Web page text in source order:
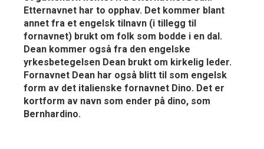
Etternavnet har to opphav. Det kommer blant
annet fra et engelsk tilnavn (i tillegg til
fornavnet) brukt om folk som bodde i en dal.
Dean kommer også fra den engelske
yrkesbetegelsen Dean brukt om kirkelig leder.
Fornavnet Dean har også blitt til som engelsk
form av det italienske fornavnet Dino. Det er
kortform av navn som ender på dino, som
Bernhardino.